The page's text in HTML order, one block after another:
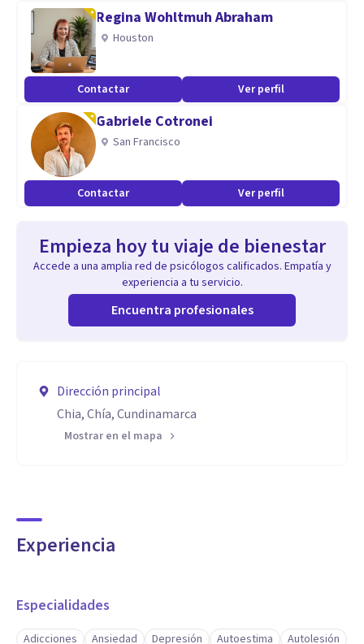
Regina Wohltmuh Abraham
Houston
Contactar Ver perfil
Gabriele Cotronei
San Francisco
Contactar Ver perfil
Empieza hoy tu viaje de bienestar
Accede a una amplia red de psicólogos calificados. Empatía y
experiencia a tu servicio.
Encuentra profesionales
Dirección principal
Chia, Chía, Cundinamarca
Mostrar en el mapa
Experiencia
Especialidades
Adicciones Ansiedad Depresión Autoestima
Autolesión